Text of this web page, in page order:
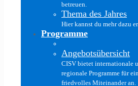
betreuen.
Thema des Jahres
Hier kannst du mehr dazu
Programme
Angebotsübersicht
CISV bietet internationale
regionale Programme für
friedvolles Miteinander an.